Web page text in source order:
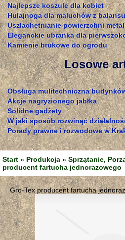
Najlepsze koszule dla kobiet
Hulajnoga dla maluchów z
Uszlachetnianie powierzchni
Eleganckie ubranka dla
Kamienie brukowe do ogrodu
Losowe
Obsługa mulitechniczna
Akcje nagryzionego jabłka
Solidne gadżety
W jaki sposób rozwinąć
Porady prawne i rozwodowe w
Start » Produkcja » Sprzątanie,
producent fartucha jednorazowego
Gro-Tex producent fartucha